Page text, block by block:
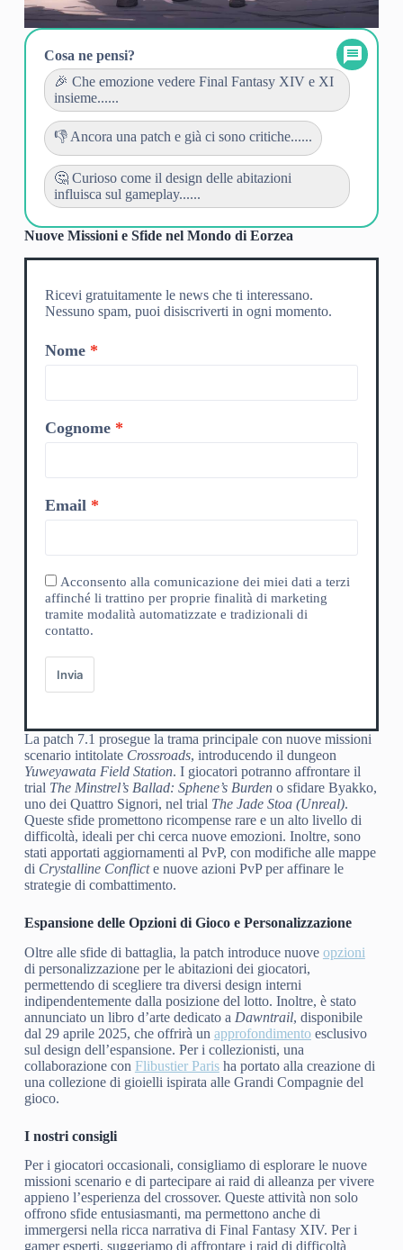
Cosa ne pensi?
🎉 Che emozione vedere Final Fantasy XIV e XI
insieme......
👎 Ancora una patch e già ci sono critiche......
🤔 Curioso come il design delle abitazioni
influisca sul gameplay......
Nuove Missioni e Sfide nel Mondo di Eorzea
Ricevi gratuitamente le news che ti interessano.
Nessuno spam, puoi disiscriverti in ogni momento.
Nome
Cognome
Email
Acconsento alla comunicazione dei miei dati a terzi
affinché li trattino per proprie finalità di marketing
tramite modalità automatizzate e tradizionali di
contatto.
Invia
La patch 7.1 prosegue la trama principale con nuove missioni
scenario intitolate Crossroads, introducendo il dungeon
Yuweyawata Field Station. I giocatori potranno affrontare il
trial The Minstrel’s Ballad: Sphene’s Burdeno sfidare Byakko,
uno dei Quattro Signori, nel trial The Jade Stoa (Unreal).
Queste sfide promettono ricompense rare e un alto livello di
difficoltà, ideali per chi cerca nuove emozioni. Inoltre, sono
stati apportati aggiornamenti al PvP, con modifiche alle mappe
di Crystalline Conflicte nuove azioni PvP per affinare le
strategie di combattimento.
Espansione delle Opzioni di Gioco e Personalizzazione
Oltre alle sfide di battaglia, la patch introduce nuove opzioni
di personalizzazione per le abitazioni dei giocatori,
permettendo di scegliere tra diversi design interni
indipendentemente dalla posizione del lotto. Inoltre, è stato
annunciato un libro d’arte dedicato a Dawntrail, disponibile
dal 29 aprile 2025, che offrirà un approfondimentoesclusivo
sul design dell’espansione. Per i collezionisti, una
collaborazione con Flibustier Parisha portato alla creazione di
una collezione di gioielli ispirata alle Grandi Compagnie del
gioco.
I nostri consigli
Per i giocatori occasionali, consigliamo di esplorare le nuove
missioni scenario e di partecipare ai raid di alleanza per vivere
appieno l’esperienza del crossover. Queste attività non solo
offrono sfide entusiasmanti, ma permettono anche di
immergersi nella ricca narrativa di Final Fantasy XIV. Per i
gamer esperti, suggeriamo di affrontare i raid di difficoltà